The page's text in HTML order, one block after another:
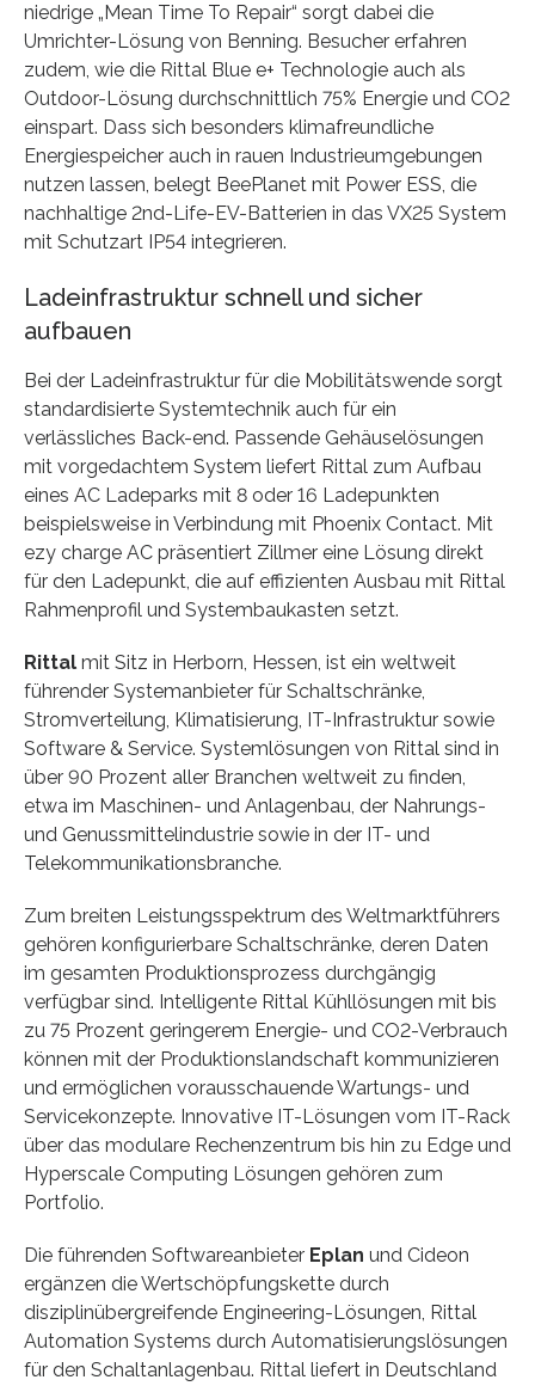
niedrige „Mean Time To Repair“ sorgt dabei die
Umrichter-Lösung von Benning. Besucher erfahren
zudem, wie die Rittal Blue e+ Technologie auch als
Outdoor-Lösung durchschnittlich 75% Energie und CO2
einspart. Dass sich besonders klimafreundliche
Energiespeicher auch in rauen Industrieumgebungen
nutzen lassen, belegt BeePlanet mit Power ESS, die
nachhaltige 2nd-Life-EV-Batterien in das VX25 System
mit Schutzart IP54 integrieren.
Ladeinfrastruktur schnell und sicher
aufbauen
Bei der Ladeinfrastruktur für die Mobilitätswende sorgt
standardisierte Systemtechnik auch für ein
verlässliches Back-end. Passende Gehäuselösungen
mit vorgedachtem System liefert Rittal zum Aufbau
eines AC Ladeparks mit 8 oder 16 Ladepunkten
beispielsweise in Verbindung mit Phoenix Contact. Mit
ezy charge AC präsentiert Zillmer eine Lösung direkt
für den Ladepunkt, die auf effizienten Ausbau mit Rittal
Rahmenprofil und Systembaukasten setzt.
Rittal mit Sitz in Herborn, Hessen, ist ein weltweit
führender Systemanbieter für Schaltschränke,
Stromverteilung, Klimatisierung, IT-Infrastruktur sowie
Software & Service. Systemlösungen von Rittal sind in
über 90 Prozent aller Branchen weltweit zu finden,
etwa im Maschinen- und Anlagenbau, der Nahrungs-
und Genussmittelindustrie sowie in der IT- und
Telekommunikationsbranche.
Zum breiten Leistungsspektrum des Weltmarktführers
gehören konfigurierbare Schaltschränke, deren Daten
im gesamten Produktionsprozess durchgängig
verfügbar sind. Intelligente Rittal Kühllösungen mit bis
zu 75 Prozent geringerem Energie- und CO2-Verbrauch
können mit der Produktionslandschaft kommunizieren
und ermöglichen vorausschauende Wartungs- und
Servicekonzepte. Innovative IT-Lösungen vom IT-Rack
über das modulare Rechenzentrum bis hin zu Edge und
Hyperscale Computing Lösungen gehören zum
Portfolio.
Die führenden Softwareanbieter Eplan und Cideon
ergänzen die Wertschöpfungskette durch
disziplinübergreifende Engineering-Lösungen, Rittal
Automation Systems durch Automatisierungslösungen
für den Schaltanlagenbau. Rittal liefert in Deutschland